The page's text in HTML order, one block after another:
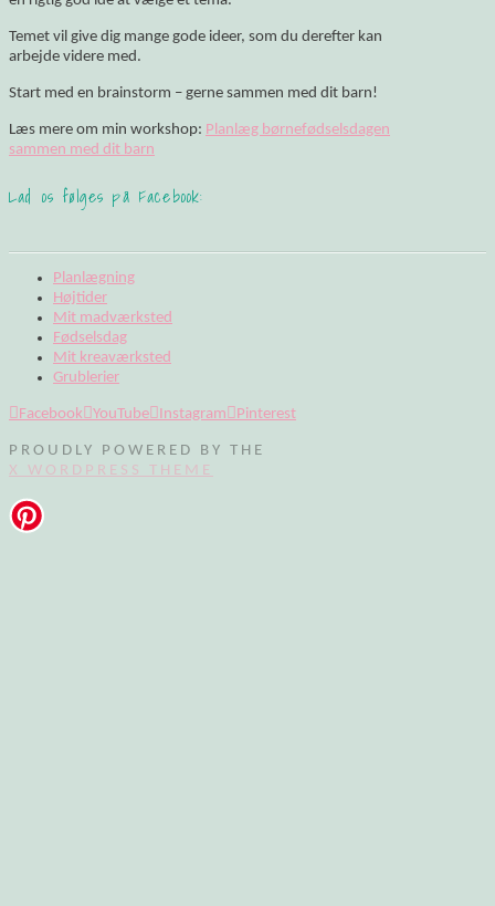
Temet vil give dig mange gode ideer, som du derefter kan
arbejde videre med.
Start med en brainstorm – gerne sammen med dit barn!
Læs mere om min workshop: Planlæg børnefødselsdagen
sammen med dit barn
Lad os følges på Facebook:
Planlægning
Højtider
Mit madværksted
Fødselsdag
Mit kreaværksted
Grublerier
Facebook YouTube Instagram Pinterest
PROUDLY POWERED BY THE
X WORDPRESS THEME